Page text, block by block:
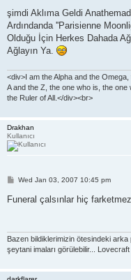
s
şimdi Aklıma Geldi
Ardındanda ''Parisienne
Olduğu İçin Herkes Dahada
Ağlayın Ya.
<div>I am the Alpha and the
A and the Z, the one who is, the one
the Ruler of All.</div><br>
Drakhan
Kullanıcı
P
s
t
Wed Jan 03, 2007 10:45 pm
Funeral çalsınlar hiç
Bazen bildiklerimizin ötesindeki
şeytani imaları görülebilir...